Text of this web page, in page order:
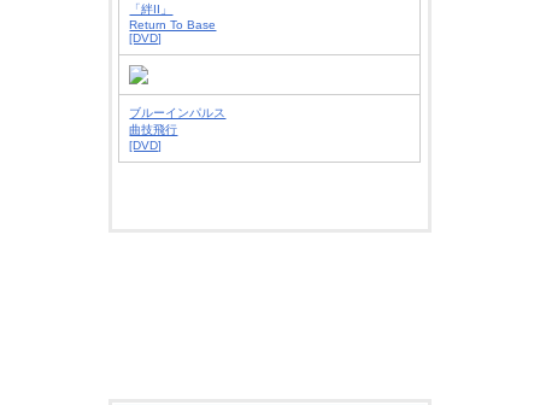
「絆II」
Return To Base
[DVD]
ブルーインパルス
曲技飛行
[DVD]